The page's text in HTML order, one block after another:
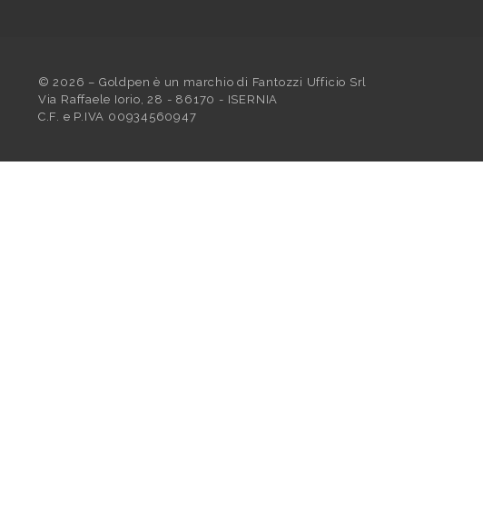
© 2026 – Goldpen è un marchio di Fantozzi Ufficio Srl
Via Raffaele Iorio, 28 - 86170 - ISERNIA
C.F. e P.IVA 00934560947